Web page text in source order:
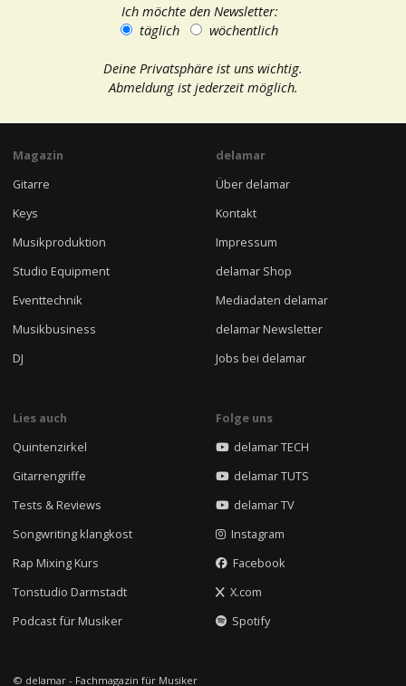
Ich möchte den Newsletter:
täglich
wöchentlich
Deine Privatsphäre ist uns wichtig.
Abmeldung ist jederzeit möglich.
Magazin
Gitarre
Keys
Musikproduktion
Studio Equipment
Eventtechnik
Musikbusiness
DJ
delamar
Über delamar
Kontakt
Impressum
delamar Shop
Mediadaten delamar
delamar Newsletter
Jobs bei delamar
Lies auch
Quintenzirkel
Gitarrengriffe
Tests & Reviews
Songwriting klangkost
Rap Mixing Kurs
Tonstudio Darmstadt
Podcast für Musiker
Folge uns
delamar TECH
delamar TUTS
delamar TV
Instagram
Facebook
X.com
Spotify
© delamar - Fachmagazin für Musiker